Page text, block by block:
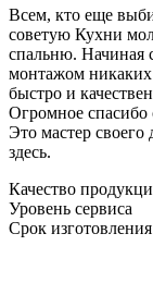
Всем, кто еще
советую Кухни
спальню. Начиная
монтажом
быстро и
Огромное
Это мастер своего
здесь.
Качество
Уровень сервиса
Срок изготовления